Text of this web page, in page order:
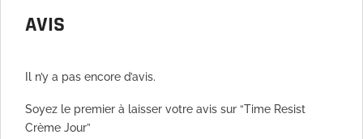
AVIS
Il n’y a pas encore d’avis.
Soyez le premier à laisser votre avis sur “Time Resist
Crème Jour”